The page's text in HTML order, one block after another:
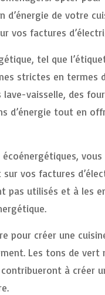
de votre
vos factures
tel que
strictes en termes
vaisselle, des
d’énergie tout en
vos factures
pas utilisés et à les
pour créer une
Les tons de vert
à créer